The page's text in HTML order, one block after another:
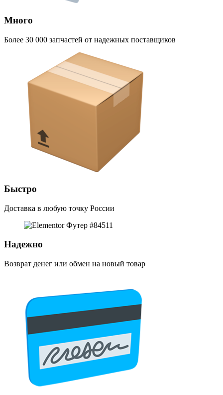
Много
Более 30 000 запчастей от надежных поставщиков
Быстро
Доставка в любую точку России
Надежно
Возврат денег или обмен на новый товар